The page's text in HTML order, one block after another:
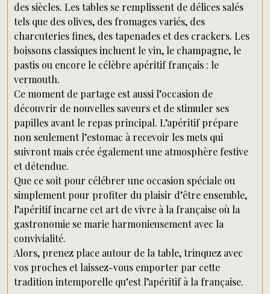
des siècles. Les tables se remplissent de délices salés
tels que des olives, des fromages variés, des
charcuteries fines, des tapenades et des crackers. Les
boissons classiques incluent le vin, le champagne, le
pastis ou encore le célèbre apéritif français : le
vermouth.
Ce moment de partage est aussi l’occasion de
découvrir de nouvelles saveurs et de stimuler ses
papilles avant le repas principal. L’apéritif prépare
non seulement l’estomac à recevoir les mets qui
suivront mais crée également une atmosphère festive
et détendue.
Que ce soit pour célébrer une occasion spéciale ou
simplement pour profiter du plaisir d’être ensemble,
l’apéritif incarne cet art de vivre à la française où la
gastronomie se marie harmonieusement avec la
convivialité.
Alors, prenez place autour de la table, trinquez avec
vos proches et laissez-vous emporter par cette
tradition intemporelle qu’est l’apéritif à la française.